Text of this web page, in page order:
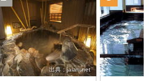
出典：jalan.net